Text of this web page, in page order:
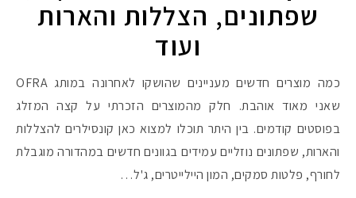
שפתונים, הצללות והארות
ועוד
כמה מוצרים חדשים מעניינים שהושקו לאחרונה במותג OFRA
שאני מאוד אוהבת. חלק מהמוצרים הזכרתי על קצה המזלג
בפוסטים קודמים. בין היתר תוכלו למצוא כאן קונסילרים להצללות
והארות, שפתונים נוזליים עמידים בגוונים חדשים במהדורה מוגבלת
לחורף, פלטות סמקים, המון היילייטרים, ג'ל…